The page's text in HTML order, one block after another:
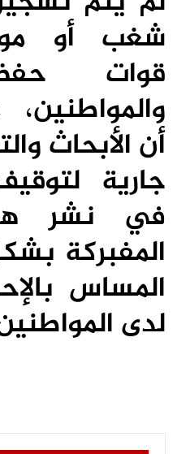
شغب أو
قوات
أن الأبحاث
جارية
في نشر
المفبركة
المساس
لدى